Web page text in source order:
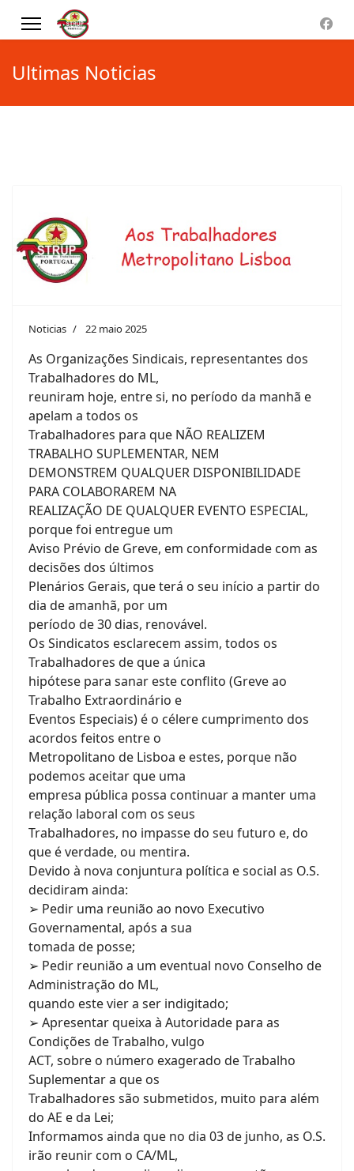
Ultimas Noticias
Noticias 22 maio 2025
As Organizações Sindicais, representantes dos
Trabalhadores do ML,
reuniram hoje, entre si, no período da manhã e
apelam a todos os
Trabalhadores para que NÃO REALIZEM
TRABALHO SUPLEMENTAR, NEM
DEMONSTREM QUALQUER DISPONIBILIDADE
PARA COLABORAREM NA
REALIZAÇÃO DE QUALQUER EVENTO ESPECIAL,
porque foi entregue um
Aviso Prévio de Greve, em conformidade com as
decisões dos últimos
Plenários Gerais, que terá o seu início a partir do
dia de amanhã, por um
período de 30 dias, renovável.
Os Sindicatos esclarecem assim, todos os
Trabalhadores de que a única
hipótese para sanar este conflito (Greve ao
Trabalho Extraordinário e
Eventos Especiais) é o célere cumprimento dos
acordos feitos entre o
Metropolitano de Lisboa e estes, porque não
podemos aceitar que uma
empresa pública possa continuar a manter uma
relação laboral com os seus
Trabalhadores, no impasse do seu futuro e, do
que é verdade, ou mentira.
Devido à nova conjuntura política e social as O.S.
decidiram ainda:
➢ Pedir uma reunião ao novo Executivo
Governamental, após a sua
tomada de posse;
➢ Pedir reunião a um eventual novo Conselho de
Administração do ML,
quando este vier a ser indigitado;
➢ Apresentar queixa à Autoridade para as
Condições de Trabalho, vulgo
ACT, sobre o número exagerado de Trabalho
Suplementar a que os
Trabalhadores são submetidos, muito para além
do AE e da Lei;
Informamos ainda que no dia 03 de junho, as O.S.
irão reunir com o CA/ML,